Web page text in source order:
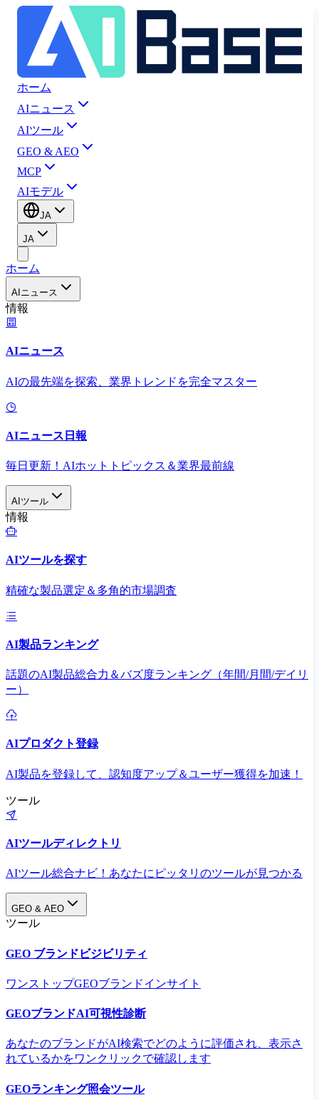
ホーム
AIニュース
AIツール
GEO & AEO
MCP
AIモデル
JA
JA
ホーム
AIニュース
情報
AIニュース
AIの最先端を探索、業界トレンドを完全マスター
AIニュース日報
毎日更新！AIホットトピックス＆業界最前線
AIツール
情報
AIツールを探す
精確な製品選定＆多角的市場調査
AI製品ランキング
話題のAI製品総合力＆バズ度ランキング（年間/月間/デイリ
ー）
AIプロダクト登録
AI製品を登録して、認知度アップ＆ユーザー獲得を加速！
ツール
AIツールディレクトリ
AIツール総合ナビ！あなたにピッタリのツールが見つかる
GEO & AEO
ツール
GEO ブランドビジビリティ
ワンストップGEOブランドインサイト
GEOブランドAI可視性診断
あなたのブランドがAI検索でどのように評価され、表示さ
れているかをワンクリックで確認します
GEOランキング照会ツール